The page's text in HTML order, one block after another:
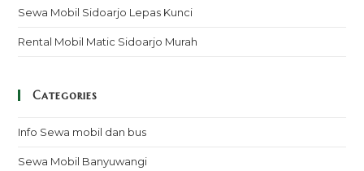
Sewa Mobil Sidoarjo Lepas Kunci
Rental Mobil Matic Sidoarjo Murah
Categories
Info Sewa mobil dan bus
Sewa Mobil Banyuwangi